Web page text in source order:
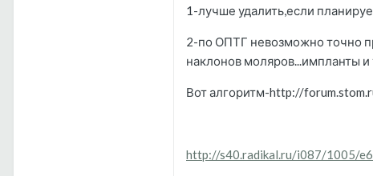
1-лучше удалить,если
2-по ОПТГ невозможно точно
наклонов моляров...импланты и
Вот алгоритм-http://
http://s40.radikal.ru/i087/1005/